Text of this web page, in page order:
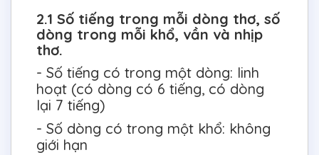
2.1 Số tiếng trong mỗi dòng thơ, số
dòng trong mỗi khổ, vần và nhịp
thơ.
- Số tiếng có trong một dòng: linh
hoạt (có dòng có 6 tiếng, có dòng
lại 7 tiếng)
- Số dòng có trong một khổ: không
giới hạn